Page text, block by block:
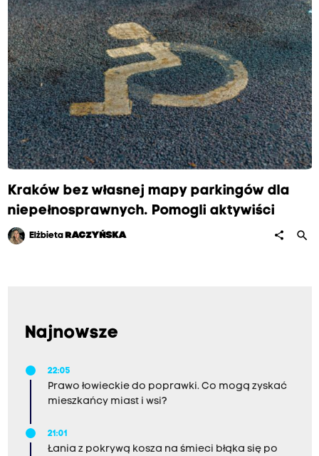
Kraków bez własnej mapy parkingów dla
niepełnosprawnych. Pomogli aktywiści
Elżbieta RACZYŃSKA share search
Najnowsze
22:05
Prawo łowieckie do poprawki. Co mogą zyskać
mieszkańcy miast i wsi?
21:01
Łania z pokrywą kosza na śmieci błąka się po